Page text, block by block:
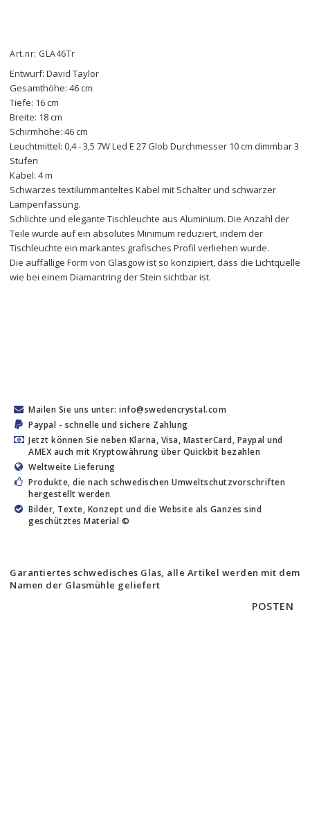
Art.nr: GLA46Tr
Entwurf: David Taylor
Gesamthöhe: 46 cm
Tiefe: 16 cm
Breite: 18 cm
Schirmhöhe: 46 cm
Leuchtmittel: 0,4 - 3,5 7W Led E 27 Glob Durchmesser 10 cm dimmbar 3
Stufen
Kabel: 4 m
Schwarzes textilummanteltes Kabel mit Schalter und schwarzer
Lampenfassung.
Schlichte und elegante Tischleuchte aus Aluminium. Die Anzahl der
Teile wurde auf ein absolutes Minimum reduziert, indem der
Tischleuchte ein markantes grafisches Profil verliehen wurde.
Die auffällige Form von Glasgow ist so konzipiert, dass die Lichtquelle
wie bei einem Diamantring der Stein sichtbar ist.
Mailen Sie uns unter: info@swedencrystal.com
Paypal - schnelle und sichere Zahlung
Jetzt können Sie neben Klarna, Visa, MasterCard, Paypal und
AMEX auch mit Kryptowährung über Quickbit bezahlen
Weltweite Lieferung
Produkte, die nach schwedischen Umweltschutzvorschriften
hergestellt werden
Bilder, Texte, Konzept und die Website als Ganzes sind
geschütztes Material ©
Garantiertes schwedisches Glas, alle Artikel werden mit dem
Namen der Glasmühle geliefert
POSTEN